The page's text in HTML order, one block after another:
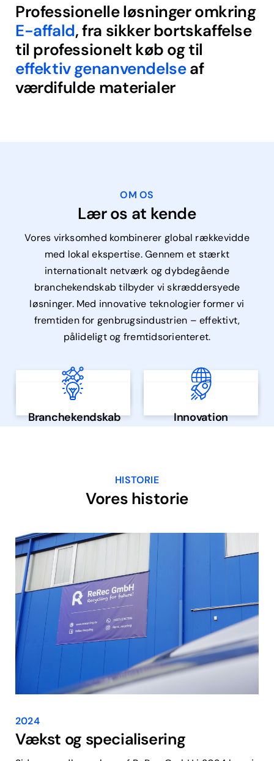
Professionelle løsninger omkring
E-affald, fra sikker bortskaffelse
til professionelt køb og til
effektiv genanvendelseaf
værdifulde materialer
OM OS
Lær os at kende
Vores virksomhed kombinerer global rækkevidde
med lokal ekspertise. Gennem et stærkt
internationalt netværk og dybdegående
branchekendskab tilbyder vi skræddersyede
løsninger. Med innovative teknologier former vi
fremtiden for genbrugsindustrien – effektivt,
pålideligt og fremtidsorienteret.
Globalt netværk
Internationale
markeder,
partnerskaber og
muligheder
Flersproget
Tysk, engelsk,
fransk, russisk,
albansk og tjekkisk
Branchekendskab
Langvarig erfaring,
der fører dine
projekter til succes
Innovation
Topmoderne
teknologier for
løsninger
HISTORIE
Vores historie
2024
Vækst og specialisering